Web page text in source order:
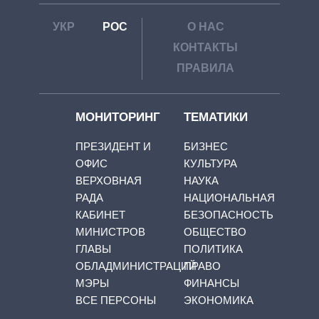
УКР РОС
О НАС
КОНТАКТЫ
ПРАВИЛА
МОНИТОРИНГ
ПРЕЗИДЕНТ И
ОФИС
ВЕРХОВНАЯ
РАДА
КАБИНЕТ
МИНИСТРОВ
ГЛАВЫ
ОБЛАДМИНИСТРАЦИЙ
МЭРЫ
ВСЕ ПЕРСОНЫ
ТЕМАТИКИ
БИЗНЕС
КУЛЬТУРА
НАУКА
НАЦИОНАЛЬНАЯ
БЕЗОПАСНОСТЬ
ОБЩЕСТВО
ПОЛИТИКА
ПРАВО
ФИНАНСЫ
ЭКОНОМИКА